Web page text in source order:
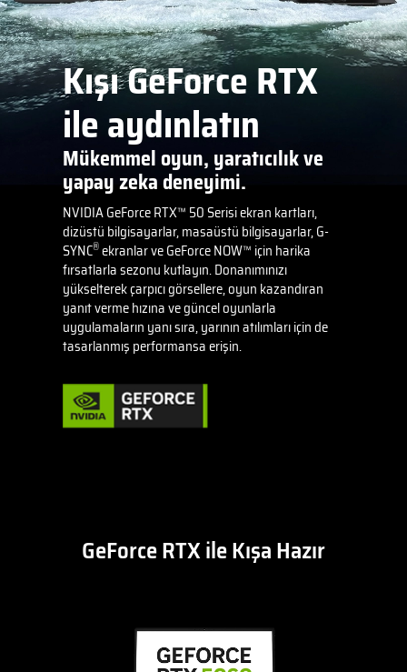
Kışı GeForce RTX
ile aydınlatın
Mükemmel oyun, yaratıcılık ve
yapay zeka deneyimi.
NVIDIA GeForce RTX™ 50 Serisi ekran kartları,
dizüstü bilgisayarlar, masaüstü bilgisayarlar, G-
SYNC®ekranlar ve GeForce NOW™ için harika
fırsatlarla sezonu kutlayın. Donanımınızı
yükselterek çarpıcı görsellere, oyun kazandıran
yanıt verme hızına ve güncel oyunlarla
uygulamaların yanı sıra, yarının atılımları için de
tasarlanmış performansa erişin.
GeForce RTX ile Kışa Hazır